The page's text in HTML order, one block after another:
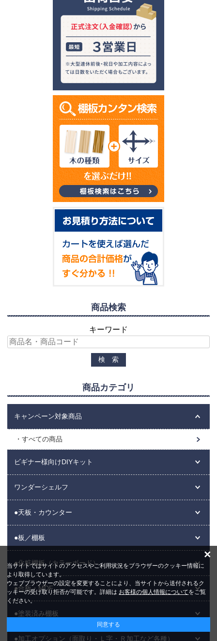
商品検索
キーワード
商品カテゴリ
キャンペーン対象商品
すべての商品
ビギナー様向けDIYキット
ワンダーシェルフ
●天板・カウンター
●板／棚板
●化粧棚板（カラーボード）
●合板・MDF
●塗装済み棚板
●加工オプション（面取り・Ｌ字・Ｒ加工など各種）
当サイトではサイトのアクセスやご利用状況をブラウザーのクッキー情報に
より取得しています。
ウェブブラウザーの設定を変更することにより、当サイトから送付されるク
ッキーの受け取り拒否が可能です。詳細は お客様の個人情報についてをご覧
ください。
同意する
×